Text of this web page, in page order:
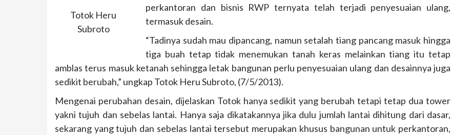
Totok Heru
Subroto
perkantoran dan bisnis RWP ternyata telah terjadi penyesuaian ulang,
termasuk desain.
“Tadinya sudah mau dipancang, namun setalah tiang pancang masuk hingga
tiga buah tetap tidak menemukan tanah keras melainkan tiang itu tetap
amblas terus masuk ketanah sehingga letak bangunan perlu penyesuaian ulang dan desainnya juga
sedikit berubah,” ungkap Totok Heru Subroto, (7/5/2013).
Mengenai perubahan desain, dijelaskan Totok hanya sedikit yang berubah tetapi tetap dua tower
yakni tujuh dan sebelas lantai. Hanya saja dikatakannya jika dulu jumlah lantai dihitung dari dasar,
sekarang yang tujuh dan sebelas lantai tersebut merupakan khusus bangunan untuk perkantoran,